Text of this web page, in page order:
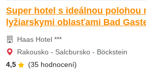
Super hotel s ideálnou polohou
lyžiarskymi oblasťami Bad
Sportgastein.
Haas Hotel ***
Rakousko - Salcbursko - Böckstein
4,5
(35 hodnocení)